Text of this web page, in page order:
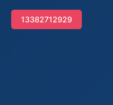
13382712929